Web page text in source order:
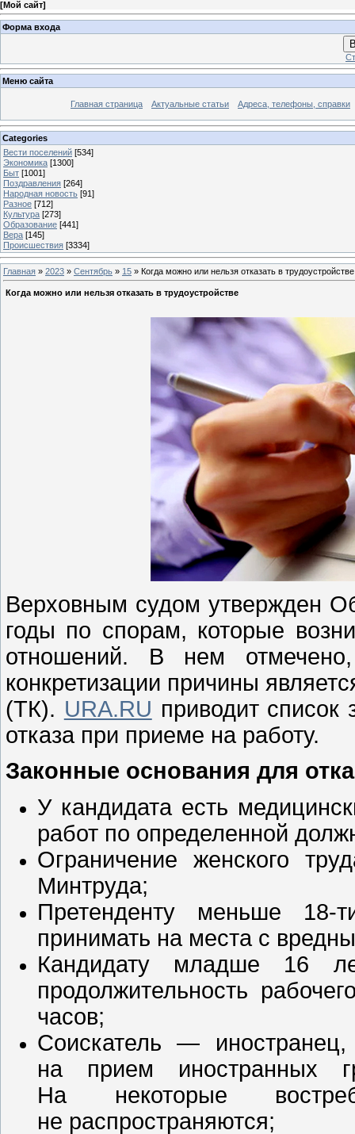
[Мой сайт]
Форма входа
Меню сайта
Главная страница Актуальные статьи Адреса, телефоны, справки
Categories
Вести поселений [534]
Экономика [1300]
Быт [1001]
Поздравления [264]
Народная новость [91]
Разное [712]
Культура [273]
Образование [441]
Вера [145]
Происшествия [3334]
Главная » 2023 » Сентябрь » 15 » Когда можно или нельзя отказать в трудоустройстве
Когда можно или нельзя отказать в трудоустройстве
Верховным судом утвержден
годы по спорам, которые
отношений. В нем
конкретизации причины
(ТК). URA.RU приводит
отказа при приеме на работу.
Законные основания для
У кандидата есть
работ по определенной
Ограничение женского
Минтруда;
Претенденту меньше 18-
принимать на места с
Кандидату младше 16
продолжительность
часов;
Соискатель —
на прием иностранных
На некоторые
не распространяются;